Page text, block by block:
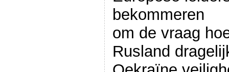
bekommeren
om de vraag
Rusland